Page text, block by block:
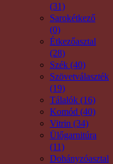
(31)
Sarokétkező
(0)
Étkezőasztal
(28)
Szék (40)
Szövetválaszték
(19)
Tálalók (16)
Komód (40)
Vitrin (34)
Ülőgarnitúra
(11)
Dohányzóasztal